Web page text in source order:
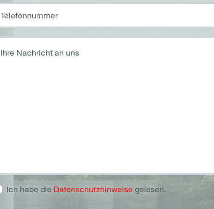
Telefonnummer
Ihre Nachricht an uns
Ich habe die Datenschutzhinweise gelesen.